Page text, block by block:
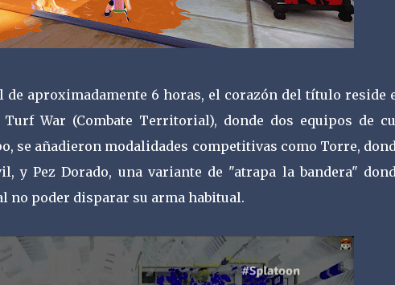
de aproximadamente 6 horas, el corazón del título reside
War (Combate Territorial), donde dos equipos de
se añadieron modalidades competitivas como Torre,
y Pez Dorado, una variante de "atrapa la bandera"
no poder disparar su arma habitual.